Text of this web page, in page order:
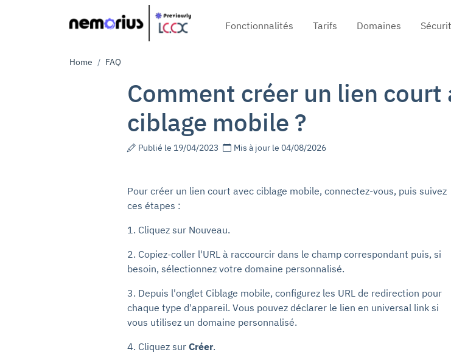
Fonctionnalités Tarifs Domaines
Breadcrumb
Home FAQ
Comment créer un lien court
ciblage mobile ?
Publié le 19/04/2023 Mis à jour le 04/08/2026
Pour créer un lien court avec ciblage mobile, connectez-vous, puis suivez
ces étapes :
1. Cliquez sur Nouveau.
2. Copiez-coller l'URL à raccourcir dans le champ correspondant puis, si
besoin, sélectionnez votre domaine personnalisé.
3. Depuis l'onglet Ciblage mobile, configurez les URL de redirection pour
chaque type d'appareil. Vous pouvez déclarer le lien en universal link si
vous utilisez un domaine personnalisé.
4. Cliquez sur Créer.